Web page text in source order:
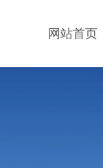
网站首页